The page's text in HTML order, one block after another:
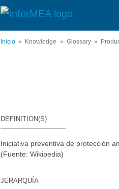
Inicio Knowledge Glossary
DEFINITION(S)
Iniciativa preventiva de protección
(Fuente: Wikipedia)
JERARQUÍA